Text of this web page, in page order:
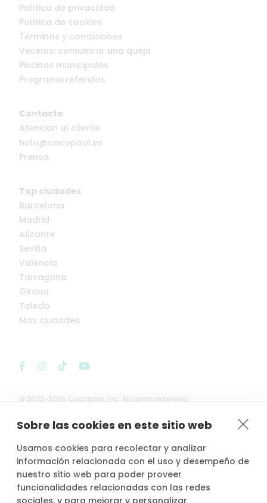
Sobre las cookies en este sitio web
Usamos cookies para recolectar y analizar
información relacionada con el uso y desempeño de
nuestro sitio web para poder proveer
funcionalidades relacionadas con las redes
sociales, y para mejorar y personalizar
© 2022-2026 Cocopool, Inc. All rights reserved.
 Anfitriones asegurados*
Política de privacidad
Política de cookies
Términos y condiciones
Vecinos: comunicar una queja
Piscinas municipales
Programa referidos
Contacto
Atención al cliente
hola@cocopool.es
Prensa
Top ciudades
Barcelona
Madrid
Alicante
Sevilla
Valencia
Tarragona
Girona
Toledo
Más ciudades